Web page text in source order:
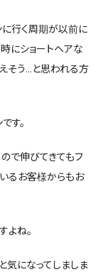
行く周期が以前に
にショートヘアな
そう…と思われる方
す。
で伸びてきてもフ
るお客様からもお
よね。
気になってしましま